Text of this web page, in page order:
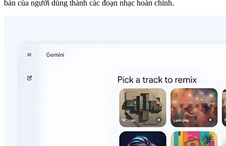
bản của người dùng thành các đoạn nhạc hoàn chỉnh.